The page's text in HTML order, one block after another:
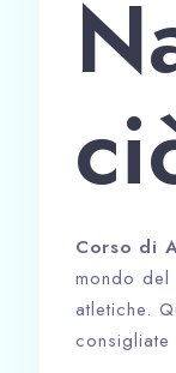
Corso di
mondo
atletiche.